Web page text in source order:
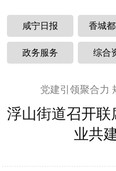
咸宁日报 香城
政务服务 综合
党建引领聚合力
浮山街道召开
业共